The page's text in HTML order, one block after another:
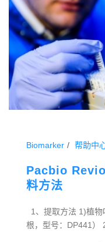
Biomarker 帮助中
Pacbio
料方法
1、提取方法 1)植
根，型号：DP441